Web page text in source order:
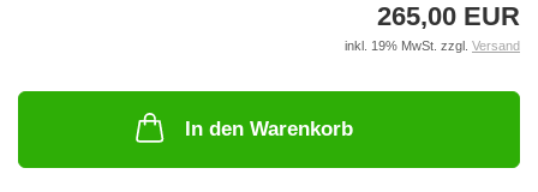
265,00 EUR
inkl. 19% MwSt. zzgl. Versand
In den Warenkorb